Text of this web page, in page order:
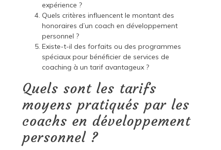
expérience ?
Quels critères influencent le montant des
honoraires d’un coach en développement
personnel ?
Existe-t-il des forfaits ou des programmes
spéciaux pour bénéficier de services de
coaching à un tarif avantageux ?
Quels sont les tarifs
moyens pratiqués par les
coachs en développement
personnel ?